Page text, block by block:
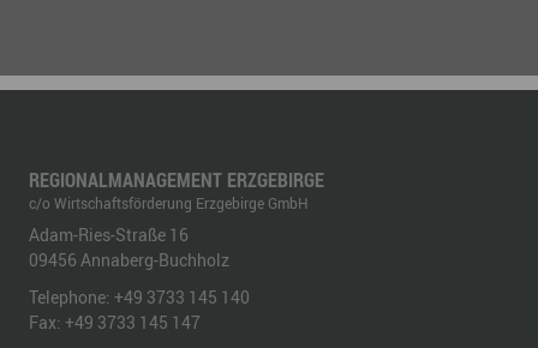
REGIONALMANAGEMENT ERZGEBIRGE
c/o Wirtschaftsförderung Erzgebirge GmbH
Adam-Ries-Straße 16
09456 Annaberg-Buchholz
Telephone: +49 3733 145 140
Fax: +49 3733 145 147